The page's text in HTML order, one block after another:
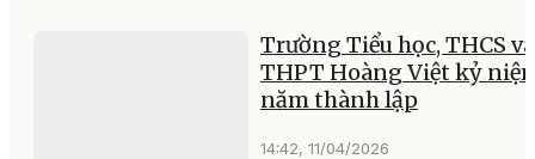
Trường Tiểu học, THCS và
THPT Hoàng Việt kỷ
năm thành lập
14:42, 11/04/2026